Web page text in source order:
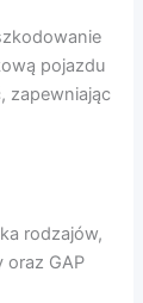
pojazdu
zapewniając
rodzajów,
GAP